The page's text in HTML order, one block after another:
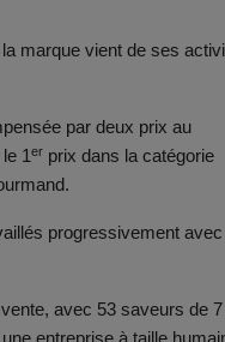
marque vient de ses
par deux prix au
le 1er prix dans la catégorie
progressivement avec
avec 53 saveurs de 7